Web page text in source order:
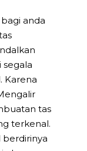
anda
Karena
tas
terkenal.
berdirinya